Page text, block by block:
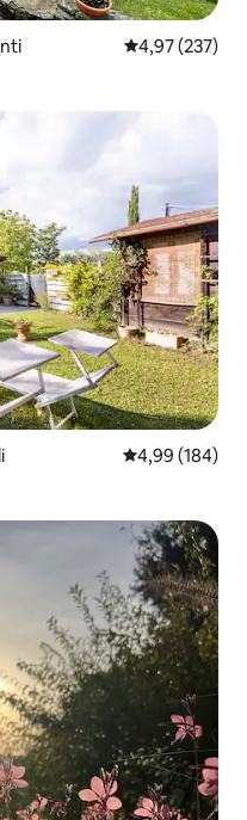
Keskmine
4,97 (237)
Keskmine
4,99 (184)